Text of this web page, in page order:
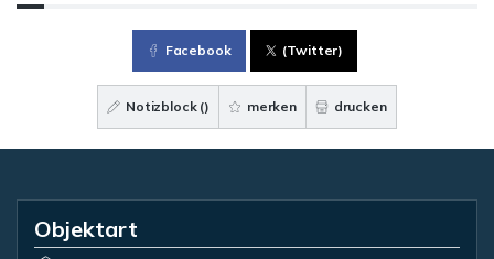
Facebook (Twitter)
Notizblock () merken drucken
Objektart